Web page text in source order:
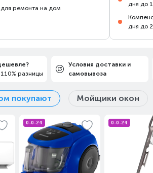
ремонта на дом
дня до
дня до
разницы
Условия доставки и
самовывоза
покупают Мойщики окон
0-0-24 0-0-24